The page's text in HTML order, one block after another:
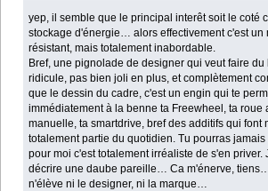
yep, il semble que le principal interêt soit le coté
stockage d'énergie… alors effectivement c'est un
résistant, mais totalement inabordable.
Bref, une pignolade de designer qui veut faire du
ridicule, pas bien joli en plus, et complètement
que le dessin du cadre, c'est un engin qui te
immédiatement à la benne ta Freewheel, ta roue
manuelle, ta smartdrive, bref des additifs qui font
totalement partie du quotidien. Tu pourras
pour moi c'est totalement irréaliste de s'en priver.
décrire une daube pareille… Ca m'énerve,
n'élève ni le designer, ni la marque…